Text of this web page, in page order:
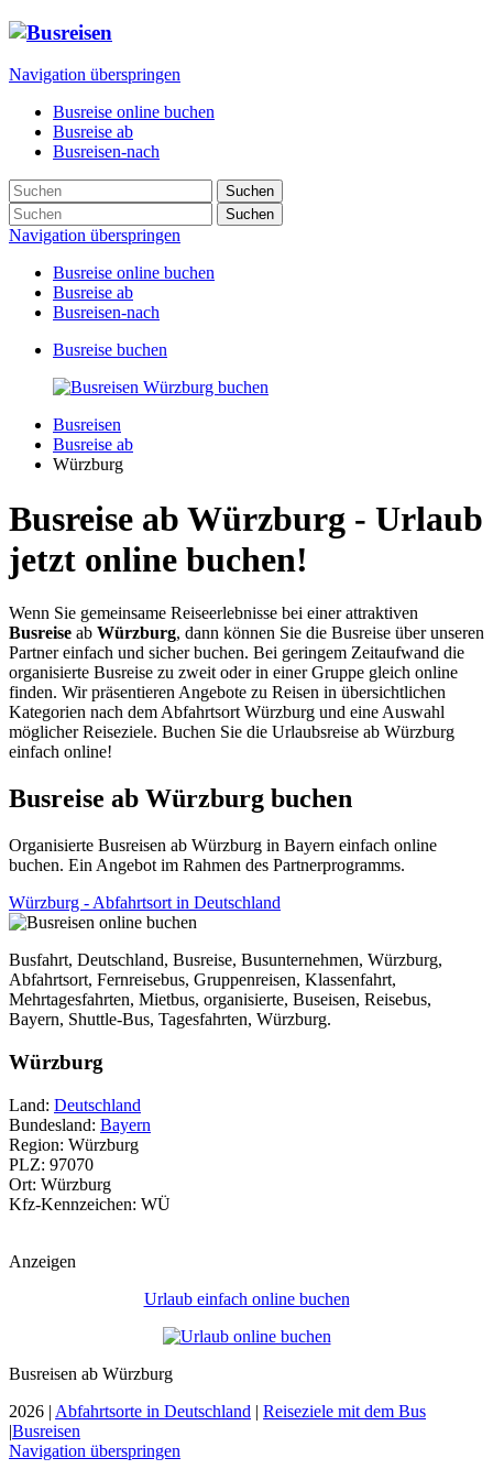
Navigation überspringen
Busreise online buchen
Busreise ab
Busreisen-nach
Suchen
Suchen
Navigation überspringen
Busreise online buchen
Busreise ab
Busreisen-nach
Busreise buchen
Busreisen
Busreise ab
Würzburg
Busreise ab Würzburg - Urlaub
jetzt online buchen!
Wenn Sie gemeinsame Reiseerlebnisse bei einer attraktiven
Busreise ab Würzburg, dann können Sie die Busreise über unseren
Partner einfach und sicher buchen. Bei geringem Zeitaufwand die
organisierte Busreise zu zweit oder in einer Gruppe gleich online
finden. Wir präsentieren Angebote zu Reisen in übersichtlichen
Kategorien nach dem Abfahrtsort Würzburg und eine Auswahl
möglicher Reiseziele. Buchen Sie die Urlaubsreise ab Würzburg
einfach online!
Busreise ab Würzburg buchen
Organisierte Busreisen ab Würzburg in Bayern einfach online
buchen. Ein Angebot im Rahmen des Partnerprogramms.
Würzburg - Abfahrtsort in Deutschland
Busfahrt, Deutschland, Busreise, Busunternehmen, Würzburg,
Abfahrtsort, Fernreisebus, Gruppenreisen, Klassenfahrt,
Mehrtagesfahrten, Mietbus, organisierte, Buseisen, Reisebus,
Bayern, Shuttle-Bus, Tagesfahrten, Würzburg.
Würzburg
Land: Deutschland
Bundesland: Bayern
Region: Würzburg
PLZ: 97070
Ort: Würzburg
Kfz-Kennzeichen: WÜ
Anzeigen
Urlaub einfach online buchen
Busreisen ab Würzburg
2026 | Abfahrtsorte in Deutschland | Reiseziele mit dem Bus
|Busreisen
Navigation überspringen